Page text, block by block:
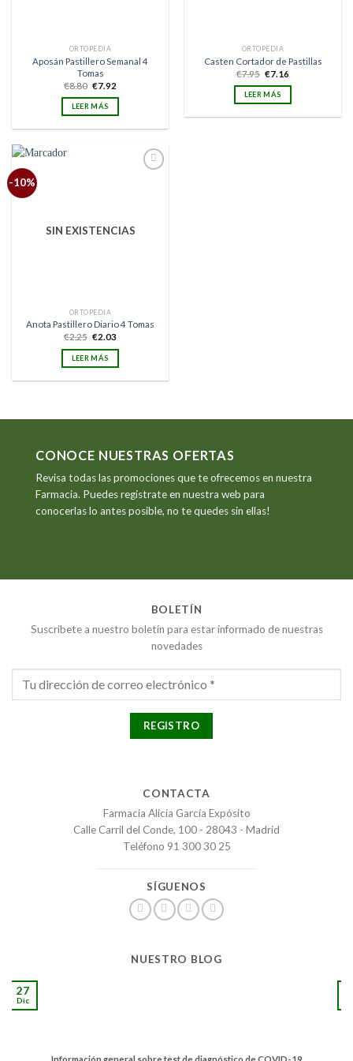
ORTOPEDIA
Aposán Pastillero Semanal 4
Tomas
€8.80 El
original
era:
€8.80.
€7.92El
actual
€7.92.
LEER MÁS
ORTOPEDIA
Casten Cortador de Pastillas
€7.95 El
original
era:
€7.95.
€7.16El
actual
€7.16.
LEER MÁS
-10%
SIN EXISTENCIAS
ORTOPEDIA
Anota Pastillero Diario 4 Tomas
€2.25 El
original
era:
€2.25.
€2.03El
actual
€2.03.
LEER MÁS
CONOCE NUESTRAS OFERTAS
Revisa todas las promociones que te ofrecemos en nuestra
Farmacia. Puedes registrate en nuestra web para
conocerlas lo antes posible, no te quedes sin ellas!
BOLETÍN
Suscribete a nuestro boletín para estar informado de nuestras
novedades
CONTACTA
Farmacia Alicia García Expósito
Calle Carril del Conde, 100 - 28043 - Madrid
Teléfono 91 300 30 25
SÍGUENOS
NUESTRO BLOG
Información general sobre test de diagnóstico de COVID-19
27
Dic